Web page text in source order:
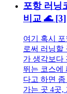
포항 러닝
비교 🌊 [3]
여기 혹시
로써 러닝할
가 생각보다
뛰는 코스에
다고 하면
가는 곳 4곳,